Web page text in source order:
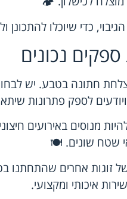
כדי שיוכלו להתכונן
נכונים
חתונה בטבע. יש
לספק פתרונות
מנוסים באירועים
שטח שונים. 🍽️
זוגות אחרים שהתחתנו
איכותי ומקצועי.